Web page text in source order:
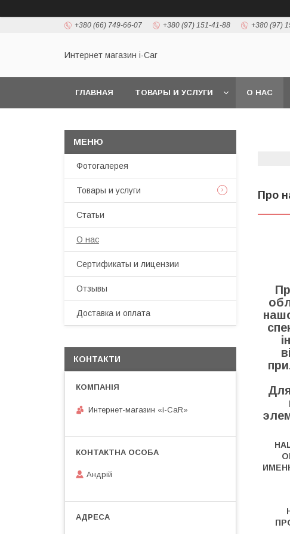
+380 (66) 749-66-07 +380 (97) 151-41-88 +380 (97)
Интернет магазин i-Car
ГЛАВНАЯ ТОВАРЫ И УСЛУГИ О НАС
Про
Фотогалерея
Товары и услуги
Статьи
О нас
Сертификаты и лицензии
Отзывы
Доставка и оплата
КОНТАКТИ
Интернет-магазин «i-CaR»
Андрiй